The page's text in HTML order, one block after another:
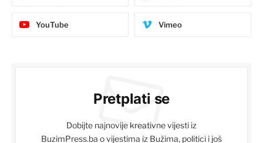
YouTube Vimeo
Pretplati se
Dobijte najnovije kreativne vijesti iz
BuzimPress.ba o vijestima iz Bužima, politici i još